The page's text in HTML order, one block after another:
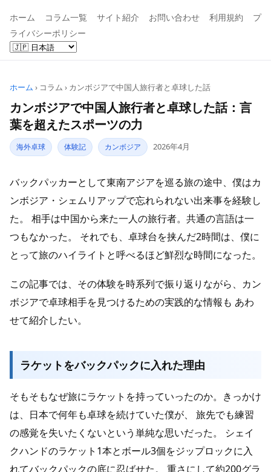
ホーム コラム一覧 サイト紹介 お問い合わせ 利用規約
プ
ライバシーポリシー
ホーム › コラム › カンボジアで中国人旅行者と卓球した話
カンボジアで中国人旅行者と卓球した話：言
葉を超えたスポーツの力
海外卓球 体験記 カンボジア 2026年4月
バックパッカーとして東南アジアを巡る旅の途中、僕はカ
ンボジア・シェムリアップで忘れられない出来事を経験し
た。 相手は中国から来た一人の旅行者。共通の言語は一
つもなかった。 それでも、卓球台を挟んだ2時間は、僕に
とって旅のハイライトと呼べるほど鮮烈な時間になった。
この記事では、その体験を時系列で振り返りながら、カン
ボジアで卓球相手を見つけるための実践的な情報も あわ
せて紹介したい。
ラケットをバックパックに入れた理由
そもそもなぜ旅にラケットを持っていったのか。きっかけ
は、日本で何年も卓球を続けていた僕が、 旅先でも練習
の感覚を失いたくないという単純な思いだった。 シェイ
クハンドのラケット1本とボール3個をジップロックに入
れてバックパックの底に忍ばせた。 重さにして約200グラ